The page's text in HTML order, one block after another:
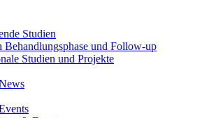
Studien
Behandlungsphase und Follow-up
Studien und Projekte